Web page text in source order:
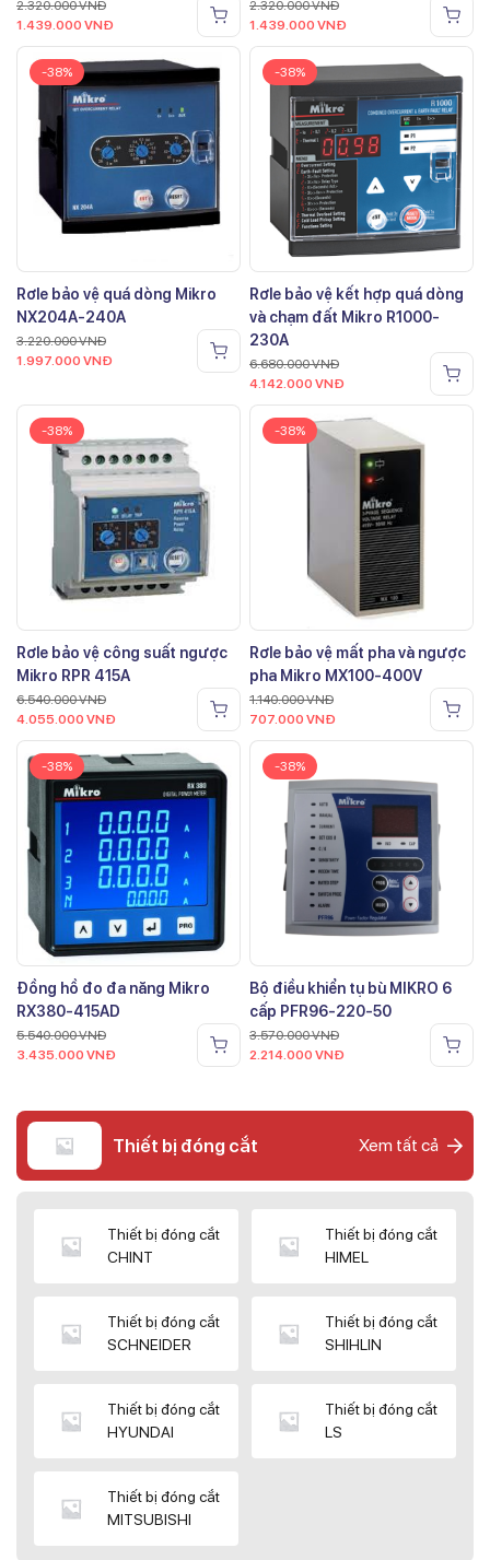
2.320.000VNĐ
1.439.000 VNĐ
2.320.000VNĐ
1.439.000 VNĐ
-38%
Rơle bảo vệ quá dòng Mikro
NX204A-240A
3.220.000VNĐ
1.997.000 VNĐ
-38%
Rơle bảo vệ kết hợp quá dòng
và chạm đất Mikro R1000-
230A
6.680.000VNĐ
4.142.000 VNĐ
-38%
Rơle bảo vệ công suất ngược
Mikro RPR 415A
6.540.000VNĐ
4.055.000 VNĐ
-38%
Rơle bảo vệ mất pha và ngược
pha Mikro MX100-400V
1.140.000VNĐ
707.000 VNĐ
-38%
Đồng hồ đo đa năng Mikro
RX380-415AD
5.540.000VNĐ
3.435.000 VNĐ
-38%
Bộ điều khiển tụ bù MIKRO 6
cấp PFR96-220-50
3.570.000VNĐ
2.214.000 VNĐ
Thiết bị đóng cắt Xem tất cả
Thiết bị đóng cắt
CHINT
Thiết bị đóng cắt
HIMEL
Thiết bị đóng cắt
SCHNEIDER
Thiết bị đóng cắt
SHIHLIN
Thiết bị đóng cắt
HYUNDAI
Thiết bị đóng cắt
LS
Thiết bị đóng cắt
MITSUBISHI